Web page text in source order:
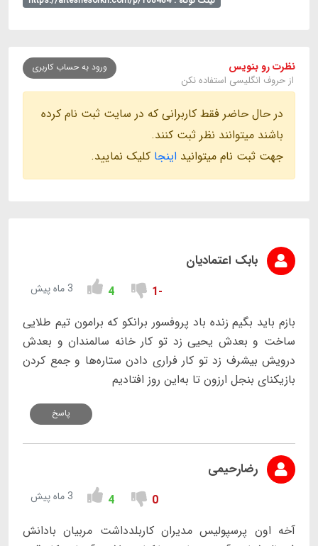
نظرت رو بنویس
از حروف انگلیسی استفاده نکن
ورود به حساب کاربری
در حال حاضر فقط کاربرانی که در سایت ثبت نام کرده
باشند میتوانند نظر ثبت کنند.
جهت ثبت نام میتوانید اینجا کلیک نمایید.
بابک اعتمادیان
-1
4 3 ماه پیش
بازم باید بگیم زنده باد پروفسور برانکو که برامون تیم طلایی
ساخت و بعدش یحیی زد تو کار خانه سالمندان و بعدش
درویش بیشرف زد تو کار فراری دادن ستاره‌ها و جمع کردن
بازیکنای بنجل ارزون تا به‌این روز افتادیم
پاسخ
رضارحیمی
0
4 3 ماه پیش
آخه اون پرسپولیس مدیران کاربلدداشت مربیان بادانش